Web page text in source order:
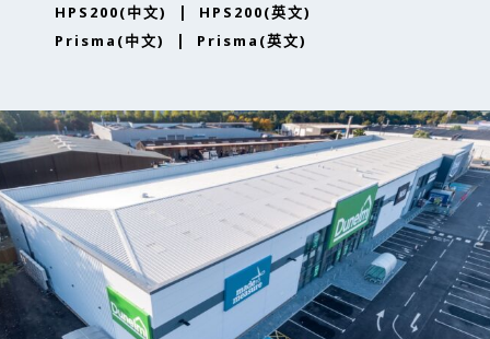
HPS200(中文) | HPS200(英文)
Prisma(中文)
| Prisma(英文)